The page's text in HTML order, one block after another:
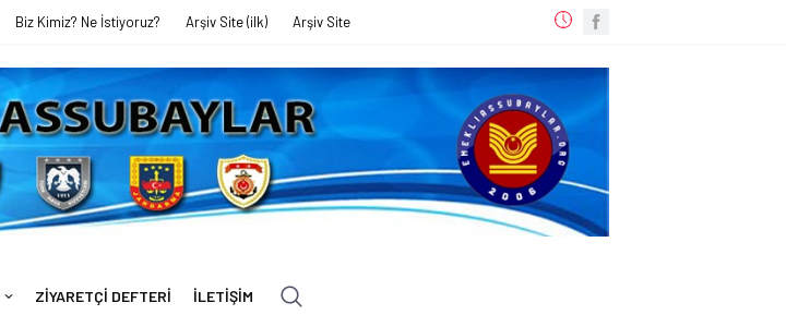
Biz Kimiz? Ne İstiyoruz? Arşiv Site (ilk) Arşiv Site
ZİYARETÇİ DEFTERİ İLETİŞİM